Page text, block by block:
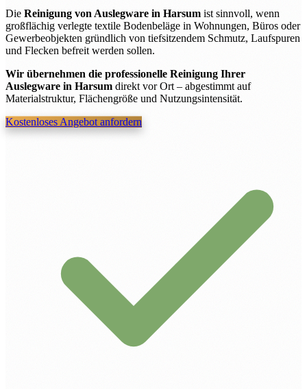
Die Reinigung von Auslegware in Harsum ist sinnvoll, wenn
großflächig verlegte textile Bodenbeläge in Wohnungen, Büros oder
Gewerbeobjekten gründlich von tiefsitzendem Schmutz, Laufspuren
und Flecken befreit werden sollen.
Wir übernehmen die professionelle Reinigung Ihrer
Auslegware in Harsum direkt vor Ort – abgestimmt auf
Materialstruktur, Flächengröße und Nutzungsintensität.
Kostenloses Angebot anfordern